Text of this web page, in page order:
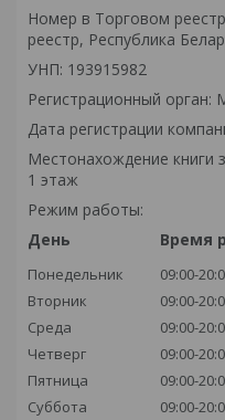
Номер в Торговом
реестр, Республика
УНП: 193915982
Регистрационный орган:
Дата регистрации
Местонахождение книги
1 этаж
Режим работы:
День
Время
Понедельник
09:00-
Вторник
09:00-
Среда
09:00-
Четверг
09:00-
Пятница
09:00-
Суббота
09:00-